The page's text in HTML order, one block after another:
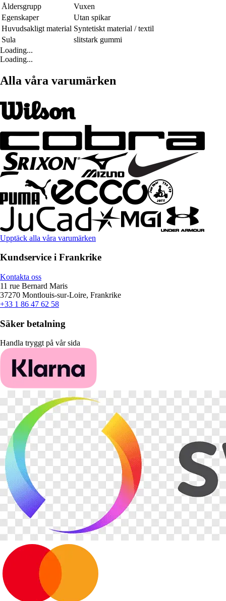
Åldersgrupp
Vuxen
Egenskaper
Utan spikar
Huvudsakligt material Syntetiskt material / textil
Sula
slitstark gummi
Loading...
Loading...
Alla våra varumärken
Upptäck alla våra varumärken
Kundservice i Frankrike
Kontakta oss
11 rue Bernard Maris
37270 Montlouis-sur-Loire, Frankrike
+33 1 86 47 62 58
Säker betalning
Handla tryggt på vår sida